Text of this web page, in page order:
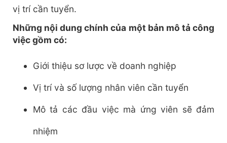
vị trí cần tuyển.
Những nội dung chính của một bản mô tả công
việc gồm có:
Giới thiệu sơ lược về doanh nghiệp
Vị trí và số lượng nhân viên cần tuyển
Mô tả các đầu việc mà ứng viên sẽ đảm
nhiệm